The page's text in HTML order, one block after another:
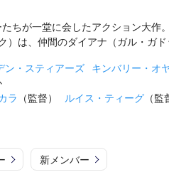
ちが一堂に会したアクション大作
）は、仲間のダイアナ（ガル・ガ
ン・スティアーズ キンバリー・オ
ラ （監督） ルイス・ティーグ （監
新メンバー